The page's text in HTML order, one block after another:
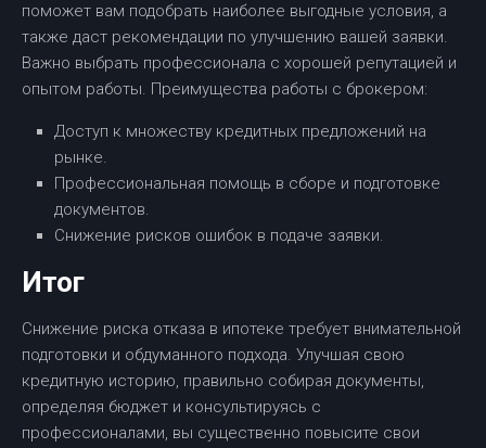
поможет вам подобрать наиболее выгодные условия, а
также даст рекомендации по улучшению вашей заявки.
Важно выбрать профессионала с хорошей репутацией и
опытом работы. Преимущества работы с брокером:
Доступ к множеству кредитных предложений на
рынке.
Профессиональная помощь в сборе и подготовке
документов.
Снижение рисков ошибок в подаче заявки.
Итог
Снижение риска отказа в ипотеке требует внимательной
подготовки и обдуманного подхода. Улучшая свою
кредитную историю, правильно собирая документы,
определяя бюджет и консультируясь с
профессионалами, вы существенно повысите свои